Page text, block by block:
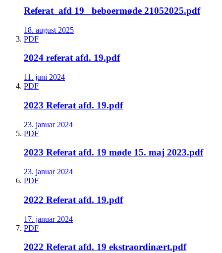
Referat_afd 19_ beboermøde 21052025.pdf
18. august 2025
PDF
2024 referat afd. 19.pdf
11. juni 2024
PDF
2023 Referat afd. 19.pdf
23. januar 2024
PDF
2023 Referat afd. 19 møde 15. maj 2023.pdf
23. januar 2024
PDF
2022 Referat afd. 19.pdf
17. januar 2024
PDF
2022 Referat afd. 19 ekstraordinært.pdf